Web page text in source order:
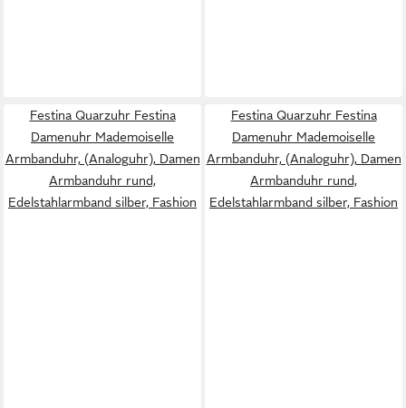
Festina Quarzuhr Festina
Damenuhr Mademoiselle
Armbanduhr, (Analoguhr), Damen
Armbanduhr rund,
Edelstahlarmband silber, Fashion
Festina Quarzuhr Festina
Damenuhr Mademoiselle
Armbanduhr, (Analoguhr), Damen
Armbanduhr rund,
Edelstahlarmband silber, Fashion